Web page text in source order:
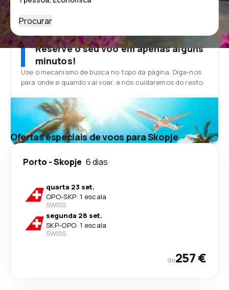
Procurar
Reserve o seu voo em apenas alguns
minutos!
Use o mecanismo de busca no topo da página. Diga-nos
para onde e quando vai voar, e nós cuidaremos do resto.
Ofertas especiais de voos para Skopje
Porto -Skopje 6 dias
quarta 23 set.
OPO-SKP· 1 escala
SWISS
segunda 28 set.
SKP-OPO· 1 escala
SWISS
de257 €